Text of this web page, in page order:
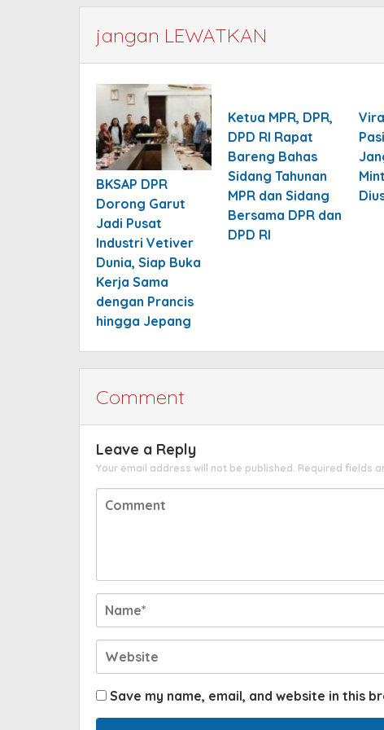
jangan LEWATKAN
BKSAP DPR
Dorong Garut
Jadi Pusat
Industri Vetiver
Dunia, Siap Buka
Kerja Sama
dengan Prancis
hingga Jepang
Ketua MPR, DPR,
DPD RI Rapat
Bareng Bahas
Sidang Tahunan
MPR dan Sidang
Bersama DPR dan
DPD RI
Comment
Leave a Reply
Your email address will not be published. Required fields
Save my name, email, and website in this